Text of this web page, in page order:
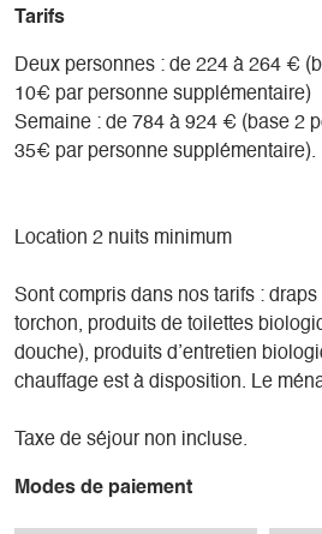
Tarifs
Deux personnes : de 224 à 264 €
10€ par personne supplémentaire)
Semaine : de 784 à 924 € (base 2
35€ par personne supplémentaire).
Location 2 nuits minimum
Sont compris dans nos tarifs :
torchon, produits de toilettes
douche), produits d’entretien
chauffage est à disposition. Le
Taxe de séjour non incluse.
Modes de paiement